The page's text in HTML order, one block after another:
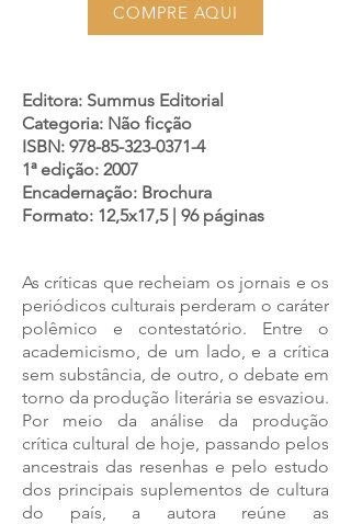
COMPRE AQUI
Editora: Summus Editorial
Categoria: Não ficção
ISBN: 978-85-323-0371-4
1ª edição: 2007
Encadernação: Brochura
Formato: 12,5x17,5 | 96 páginas
As críticas que recheiam os jornais e os
periódicos culturais perderam o caráter
polêmico e contestatório. Entre o
academicismo, de um lado, e a crítica
sem substância, de outro, o debate em
torno da produção literária se esvaziou.
Por meio da análise da produção
crítica cultural de hoje, passando pelos
ancestrais das resenhas e pelo estudo
dos principais suplementos de cultura
do país, a autora reúne as